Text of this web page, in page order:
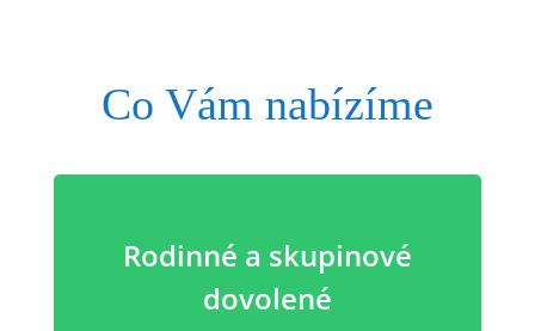
Co Vám nabízíme
Rodinné a skupinové
dovolené